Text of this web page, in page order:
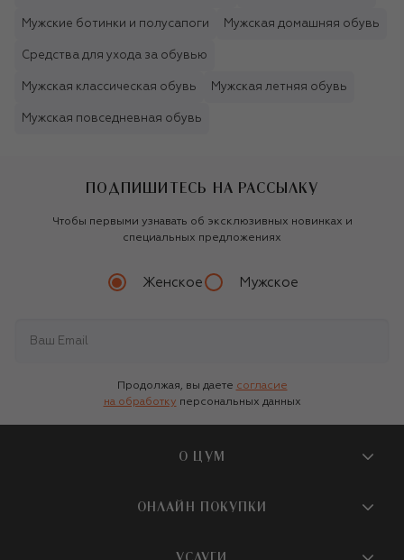
Мужские ботинки и полусапоги Мужская домашняя обувь
Средства для ухода за обувью
Мужская классическая обувь Мужская летняя обувь
Мужская повседневная обувь
ПОДПИШИТЕСЬ НА РАССЫЛКУ
Чтобы первыми узнавать об эксклюзивных новинках и
специальных предложениях
Женское Мужское
Продолжая, вы даете согласие
на обработку персональных данных
О ЦУМ
О магазине
ОНЛАЙН ПОКУПКИ